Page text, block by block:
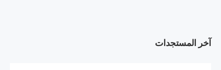
آخر المستجدات